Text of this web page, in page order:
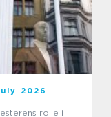
2026
rolle i